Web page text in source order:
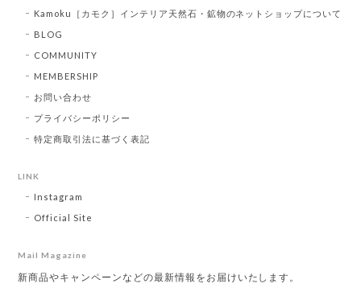
Kamoku［カモク］インテリア天然石・鉱物のネットショップについて
BLOG
COMMUNITY
MEMBERSHIP
お問い合わせ
プライバシーポリシー
特定商取引法に基づく表記
LINK
Instagram
Official Site
Mail Magazine
新商品やキャンペーンなどの最新情報をお届けいたします。